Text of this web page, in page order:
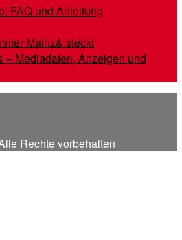
FAQ und Anleitung
Mainz& steckt
– Mediadaten, Anzeigen und
Rechte vorbehalten